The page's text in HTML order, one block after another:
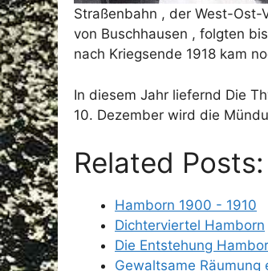
Straßenbahn , der West-Ost-
von Buschhausen , folgten
nach Kriegsende 1918 kam
In diesem Jahr liefernd Die
10. Dezember wird die
Related Posts:
Hamborn 1900 - 1910
Dichterviertel Hamborn
Die Entstehung
Gewaltsame